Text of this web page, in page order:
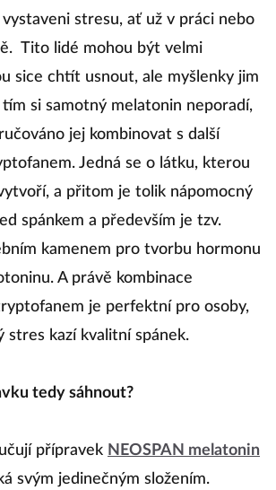
stresu, ať už v práci nebo
Tito lidé mohou být velmi
sice chtít usnout, ale myšlenky jim
si samotný melatonin neporadí,
jej kombinovat s další
Jedná se o látku, kterou
a přitom je tolik nápomocný
spánkem a především je tzv.
kamenem pro tvorbu hormonu
A právě kombinace
je perfektní pro osoby,
stres kazí kvalitní spánek.
tedy sáhnout?
přípravek NEOSPAN melatonin
svým jedinečným složením.